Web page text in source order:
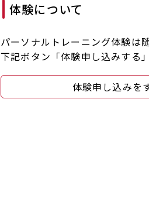
体験について
パーソナルトレーニング体験は
下記ボタン「体験申し込みする
体験申し込みを